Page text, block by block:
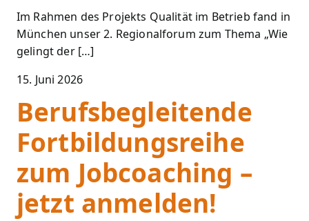
Im Rahmen des Projekts Qualität im Betrieb fand in
München unser 2. Regionalforum zum Thema „Wie
gelingt der […]
15. Juni 2026
Berufsbegleitende
Fortbildungsreihe
zum Jobcoaching –
jetzt anmelden!